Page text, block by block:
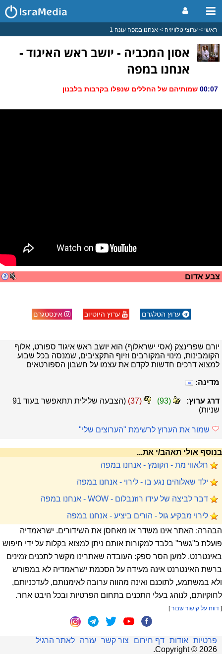
ראשי ערוצי טלוויזיה אנחנו במפה עונה 1
אסון המכביה - יושב ראש האיגוד -
אנחנו במפה
צבע אדום
ערוץ הטלגרם ערוץ היוטיוב אינסטגרם
יורם שפרינצק (אסי ישראלוף) הוא יושב ראש איגוד ספורט, אלוף
הקומבינות, מינוי המקורבים וזיוף התקציבים, שמנסה בכל שבוע
למצוא דרכים חדשות לקדם את עצמו על חשבון הספורטאים
מדינה:
דרג ערוץ: (
93
)
(
37
) (הצבעה שלילית תתאפשר בעוד 90
שניות)
שמור את הערוץ לרשימת "הערוצים שלי"
בנוסף אולי תאהב/י את...
חלאווי מת - הקומץ - אנחנו במפה
ילד שאלוהים נגע בו - לירוי - אנחנו במפה
דבר לביצה של עידו רוזנבלום - WOW - אנחנו במפה
לירוי מבקיע גול - הורים ביציע - אנחנו במפה
הבהרה: האתר אינו משדר או מאחסן את השידורים. ישראמדיה
פועלת כ"גשר" בלבד למקורות אותם ניתן למצוא בקלות על ידי חיפוש
באינטרנט. למען הסר ספק: העובדה שאתרינו מקשר לתכנים זמינים
ברשת האינטרנט אינה מעידה על הסכמת ישראמדיה לא במפורש
ולא במשתמע, לתוכנם ואינה מהווה ערובה לאימנותם, לעדכניותם,
לחוקיותם, לנוהג בעלי התכנים בתחום הפרטיות ובכל היבט אחר.
[ דווח על קישור שבור]
פרטיות אודות דף חירום צור קשר עזרה
לאתר הרגיל
Copyright © 2026
.